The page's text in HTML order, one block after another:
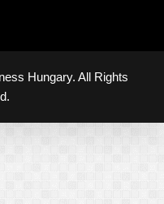
Hungary. All Rights